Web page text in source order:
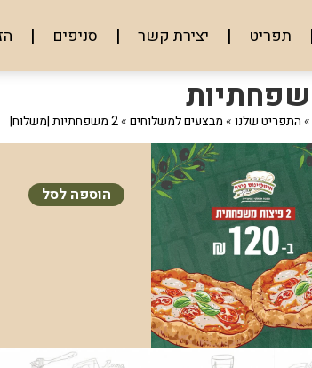
תפריט יצירת קשר סניפים
»התפריט שלנו»מבצעים למשלוחים»2 משפחתיות |משלוח|
הוספה לסל